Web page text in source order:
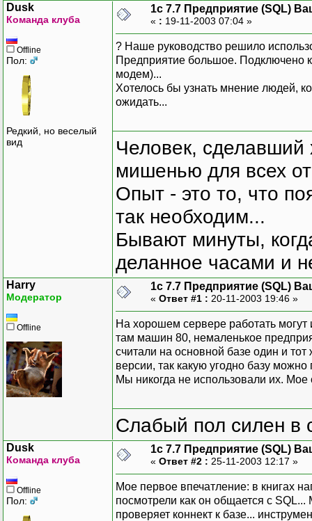
Dusk
Команда клуба
Offline
Пол:
Редкий, но веселый
вид
1с 7.7 Предприятие (SQL)
« : 19-11-2003 07:04 »
? Наше руководство решило
Предприятие большое. Подключено
модем)...
Хотелось бы узнать мнение людей,
ожидать...
Человек, сделавший
мишенью для всех
Опыт - это то, что
так необходим...
Бывают минуты,
деланное часами и
Harry
Модератор
Offline
1с 7.7 Предприятие (SQL)
« Ответ #1 : 20-11-2003 19:46 »
На хорошем сервере работать
там машин 80, немаленькое
считали на основной базе один и
версии, так какую угодно базу
Мы никогда не использовали их. Мое
Слабый пол силен в
Dusk
Команда клуба
Offline
Пол:
1с 7.7 Предприятие (SQL)
« Ответ #2 : 25-11-2003 12:17 »
Мое первое впечатление: в книгах
посмотрели как он общается с
проверяет коннект к базе...